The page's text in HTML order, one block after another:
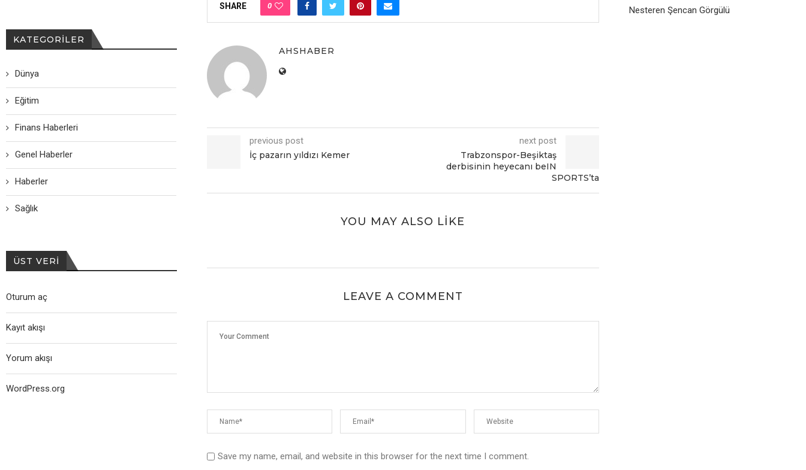
SHARE 0
AHSHABER
previous post
İç pazarın yıldızı Kemer
next post
Trabzonspor-Beşiktaş
derbisinin heyecanı beIN
SPORTS’ta
YOU MAY ALSO LIKE
LEAVE A COMMENT
Save my name, email, and website in this browser for the next time I comment.
Nesteren Şencan Görgülü
KATEGORILER
Dünya
Eğitim
Finans Haberleri
Genel Haberler
Haberler
Sağlık
ÜST VERI
Oturum aç
Kayıt akışı
Yorum akışı
WordPress.org